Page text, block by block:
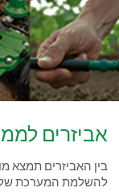
אביזרים
בין האביזרים תמצא
להשלמת המערכת